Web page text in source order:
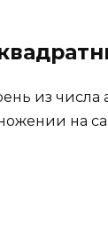
из числа
на